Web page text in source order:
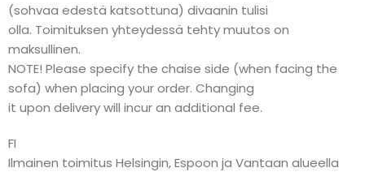
(sohvaa edestä katsottuna) divaanin tulisi
olla. Toimituksen yhteydessä tehty muutos on
maksullinen.
NOTE! Please specify the chaise side (when facing the
sofa) when placing your order. Changing
it upon delivery will incur an additional fee.
FI
Ilmainen toimitus Helsingin, Espoon ja Vantaan alueella